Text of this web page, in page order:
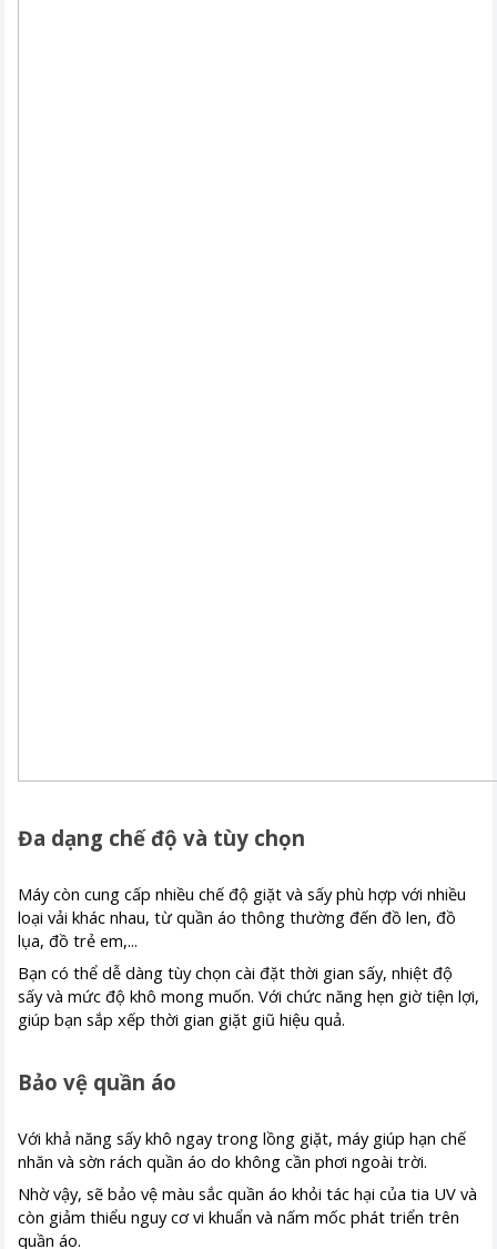
Đa dạng chế độ và tùy chọn
Máy còn cung cấp nhiều chế độ giặt và sấy phù hợp với nhiều
loại vải khác nhau, từ quần áo thông thường đến đồ len, đồ
lụa, đồ trẻ em,...
Bạn có thể dễ dàng tùy chọn cài đặt thời gian sấy, nhiệt độ
sấy và mức độ khô mong muốn. Với chức năng hẹn giờ tiện lợi,
giúp bạn sắp xếp thời gian giặt giũ hiệu quả.
Bảo vệ quần áo
Với khả năng sấy khô ngay trong lồng giặt, máy giúp hạn chế
nhăn và sờn rách quần áo do không cần phơi ngoài trời.
Nhờ vậy, sẽ bảo vệ màu sắc quần áo khỏi tác hại của tia UV và
còn giảm thiểu nguy cơ vi khuẩn và nấm mốc phát triển trên
quần áo.